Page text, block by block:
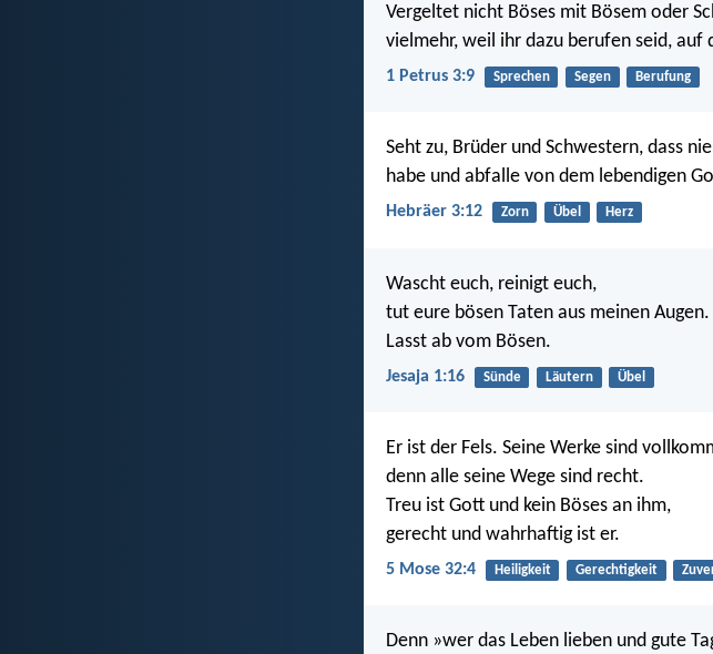
Vergeltet nicht Böses mit Bösem oder
vielmehr, weil ihr dazu berufen seid, auf
1 Petrus 3:9 Sprechen Segen Berufung
Seht zu, Brüder und Schwestern, dass
habe und abfalle von dem lebendigen
Hebräer 3:12 Zorn Übel Herz
Wascht euch, reinigt euch,
tut eure bösen Taten aus meinen Augen.
Lasst ab vom Bösen.
Jesaja 1:16 Sünde Läutern Übel
Er ist der Fels. Seine Werke sind
denn alle seine Wege sind recht.
Treu ist Gott und kein Böses an ihm,
gerecht und wahrhaftig ist er.
5 Mose 32:4 Heiligkeit Gerechtigkeit
Denn »wer das Leben lieben und gute